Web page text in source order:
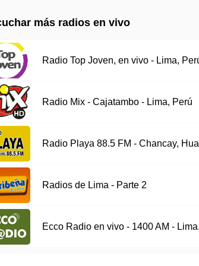
más radios en vivo
Radio Top Joven, en vivo - Lima,
Radio Mix - Cajatambo - Lima, Perú
Radio Playa 88.5 FM - Chancay,
Radios de Lima - Parte 2
Ecco Radio en vivo - 1400 AM -